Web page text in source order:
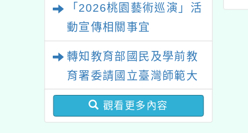
「2026桃園藝術巡演」活
動宣傳相關事宜
轉知教育部國民及學前教
育署委請國立臺灣師範大
學辦理「114至115年度
健康促進學校輔導計畫師
觀看更多內容
不高？常生病？瘦巴
巴？~兒科醫師教你0-
上講座